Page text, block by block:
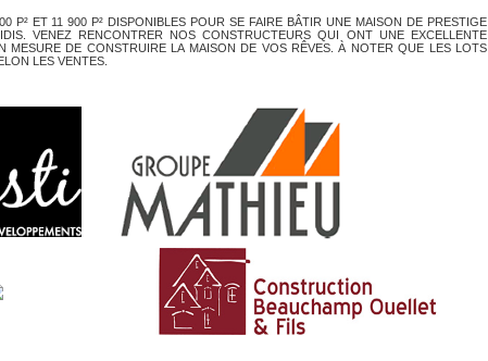
P² ET 11 900 P² DISPONIBLES POUR SE FAIRE BÂTIR UNE MAISON DE PRESTIGE
VENEZ RENCONTRER NOS CONSTRUCTEURS QUI ONT UNE EXCELLENTE
DE CONSTRUIRE LA MAISON DE VOS RÊVES. À NOTER QUE LES LOTS
LES VENTES.